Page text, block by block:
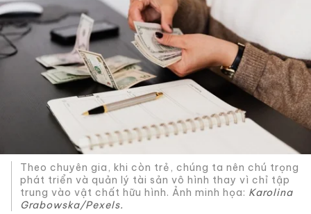
Theo chuyên gia, khi còn trẻ, chúng ta nên chú trọng
phát triển và quản lý tài sản vô hình thay vì chỉ tập
trung vào vật chất hữu hình. Ảnh minh họa: Karolina
Grabowska/Pexels.